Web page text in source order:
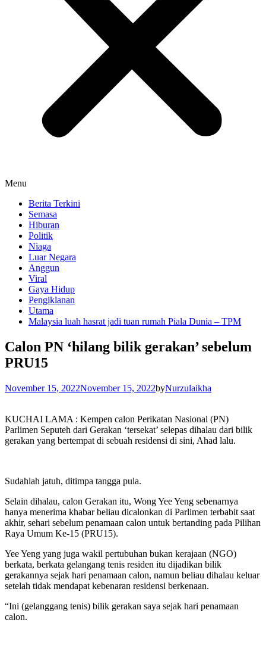
Menu
Berita Terkini
Semasa
Hiburan
Politik
Niaga
Luar Negara
Anggun
Viral
Gaya Hidup
Pengiklanan
Utama
Malaysia luah hasrat jadi tuan rumah Piala Dunia – TPM
Calon PN ‘hilang bilik gerakan’ sebelum
PRU15
November 15, 2022November 15, 2022byNurzulaikha
KUCHAI LAMA : Kempen calon Perikatan Nasional (PN)
Parlimen Seputeh dari Gerakan ‘tersekat’ selepas dihalau dari bilik
gerakan yang bertempat di sebuah residensi di sini, Ahad lalu.
Sudahlah jatuh, ditimpa tangga pula.
Selain dihalau, calon Gerakan itu, Wong Yee Yeng sebenarnya
hanya menerima khabar beliau dicalonkan di Parlimen terbabit saat
akhir, sehari sebelum penamaan calon untuk bertanding pada Pilihan
Raya Umum Ke-15 (PRU15).
Yee Yeng yang juga wakil pertubuhan bukan kerajaan (NGO)
berkata, berkata gelangang tenis residen itu dijadikan bilik
gerakannya sejak hari penamaan calon, namun beliau dihalau keluar
setelah tidak mendapat kebenaran residensi berkenaan.
“Ini (gelanggang tenis) bilik gerakan saya sejak hari penamaan
calon.